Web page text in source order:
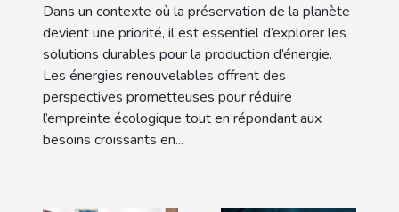
Dans un contexte où la préservation de la planète
devient une priorité, il est essentiel d’explorer les
solutions durables pour la production d’énergie.
Les énergies renouvelables offrent des
perspectives prometteuses pour réduire
l’empreinte écologique tout en répondant aux
besoins croissants en...